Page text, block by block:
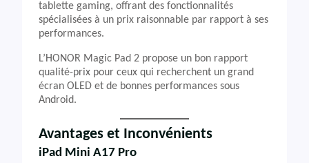
tablette gaming, offrant des fonctionnalités
spécialisées à un prix raisonnable par rapport à ses
performances.
L’HONOR Magic Pad 2 propose un bon rapport
qualité-prix pour ceux qui recherchent un grand
écran OLED et de bonnes performances sous
Android.
Avantages et Inconvénients
iPad Mini A17 Pro